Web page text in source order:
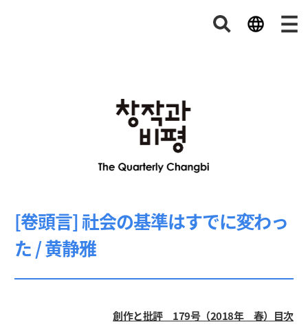
[卷頭言] 社会の基準はすでに変わっ
た / 黄静雅
創作と批評 179号（2018年 春）目次